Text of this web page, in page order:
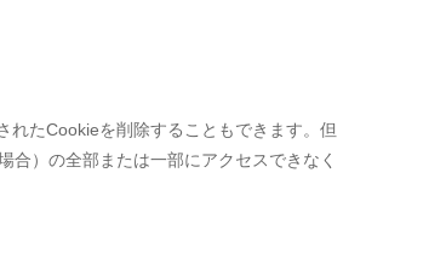
たCookieを削除することもできます。但
）の全部または一部にアクセスできなく